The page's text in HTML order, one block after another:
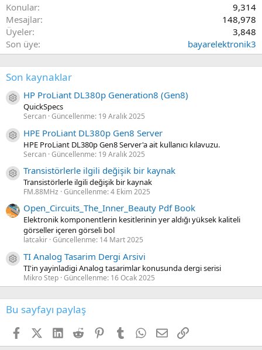
Konular
9,314
Mesajlar
148,978
Üyeler
3,848
Son üye
bayarelektronik3
Son kaynaklar
Kaynak ikon/amblem
HP ProLiant DL380p Generation8 (Gen8)
QuickSpecs
Sercan Güncellenme: 19 Aralık 2025
Kaynak ikon/amblem
HPE ProLiant DL380p Gen8 Server
HPE ProLiant DL380p Gen8 Server'a ait kullanıcı kılavuzu.
Sercan Güncellenme: 19 Aralık 2025
Kaynak ikon/amblem
Transistörlerle ilgili değişik bir kaynak
Transistörlerle ilgili değişik bir kaynak
FM.88MHz Güncellenme:4 Ekim 2025
Open_Circuits_The_Inner_Beauty Pdf Book
Elektronik komponentlerin kesitlerinin yer aldığı yüksek kaliteli
görseller içeren görseli bol
latcakir Güncellenme: 14 Mart 2025
Kaynak ikon/amblem
TI Analog Tasarim Dergi Arsivi
TI'in yayinladigi Analog tasarimlar konusunda dergi serisi
Mikro Step Güncellenme: 16 Ocak 2025
Bu sayfayı paylaş
FacebookX (Twitter)
LinkedIn
Reddit PinterestTumblr WhatsApp
E-postaLink